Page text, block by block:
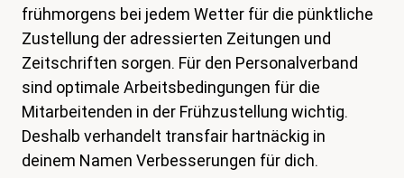
Aktuelles
Agenda
magazin
Shop
frühmorgens bei jedem Wetter für die pünktliche
Zustellung der adressierten Zeitungen und
Zeitschriften sorgen. Für den Personalverband
sind optimale Arbeitsbedingungen für die
Mitarbeitenden in der Frühzustellung wichtig.
Deshalb verhandelt transfair hartnäckig in
deinem Namen Verbesserungen für dich.